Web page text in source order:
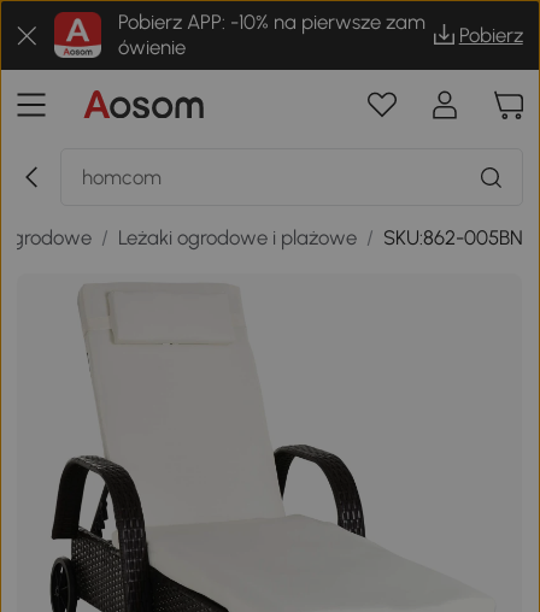
Pobierz APP: -10% na pierwsze zam
ówienie
Pobierz
/ Leżaki ogrodowe i plażowe / SKU:862-005BN